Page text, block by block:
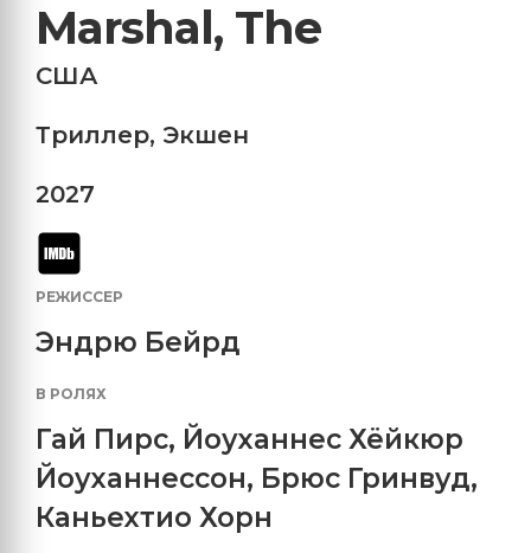
Marshal, The
США
Триллер, Экшен
2027
РЕЖИССЕР
Эндрю Бейрд
В РОЛЯХ
Гай Пирс, Йоуханнес Хёйкюр
Йоуханнессон, Брюс Гринвуд,
Каньехтио Хорн